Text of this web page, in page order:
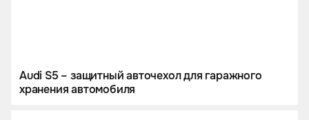
Audi S5 – защитный авточехол для гаражного
хранения автомобиля